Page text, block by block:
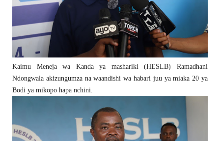
Kaimu Meneja wa Kanda ya mashariki (HESLB) Ramadhani
Ndongwala akizungumza na waandishi wa habari juu ya miaka 20 ya
Bodi ya mikopo hapa nchini.